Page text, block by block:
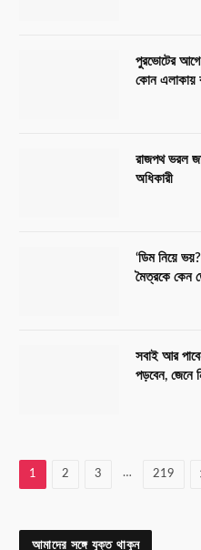
পুরভোটের
কোন এলাকায়
রাজপথ ভরল
অধিকারী
‘ডিম নিয়ে
মৈত্রকে কেন
সবাই আর
পড়বেন, জেনে
1 2 3 … 219
আমাদের সঙ্গে যুক্ত থাকুন